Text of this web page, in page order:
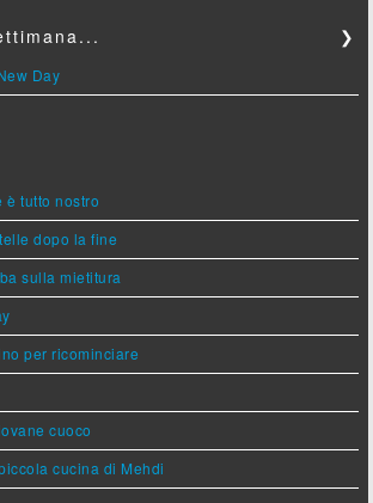
❯
Day
è tutto nostro
dopo la fine
sulla mietitura
per ricominciare
cuoco
cucina di Mehdi